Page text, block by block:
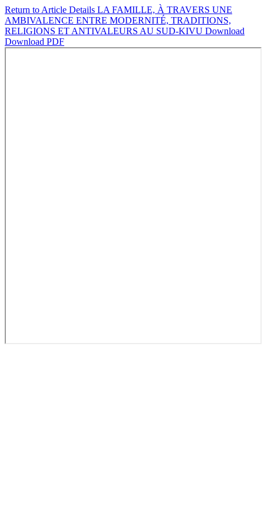
Return to Article Details LA FAMILLE, À TRAVERS UNE
AMBIVALENCE ENTRE MODERNITÉ, TRADITIONS,
RELIGIONS ET ANTIVALEURS AU SUD-KIVU Download
Download PDF